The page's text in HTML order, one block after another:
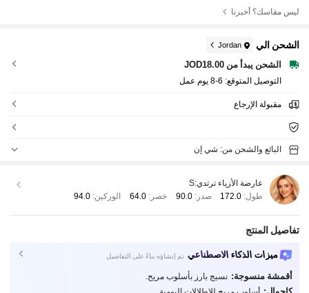
ليس مقاسك؟ أخبرنا
الشحن الي Jordan
الشحن يبدأ من JOD18.00
التوصيل المتوقع: 6-8 يوم عمل
مقبولة الإرجاع
البائع والشحن من: شي إن
عارضة الأزياء ترتدي:S
طول: 172.0 صدر:90.0 خصر: 64.0 الوركين: 94.0
تفاصيل المنتج
ميزات الذكاء الاصطناعي تم إنشاؤه بناءً على التفاصيل
أقمشة منسوجة: نسيج بارز بأسلوب مريح.